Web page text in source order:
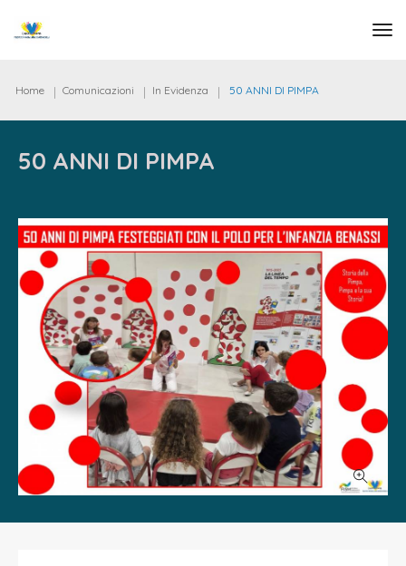
Home Comunicazioni In Evidenza 50 ANNI DI PIMPA
50 ANNI DI PIMPA